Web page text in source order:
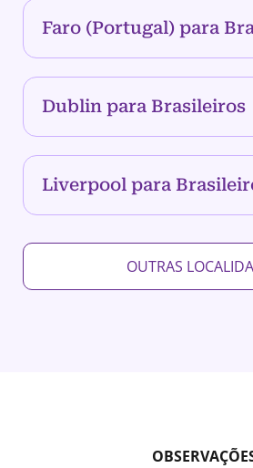
Faro (Portugal) para
Dublin para Brasileiros
Liverpool para
OUTRAS